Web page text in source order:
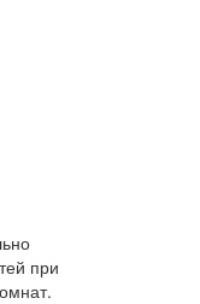
при